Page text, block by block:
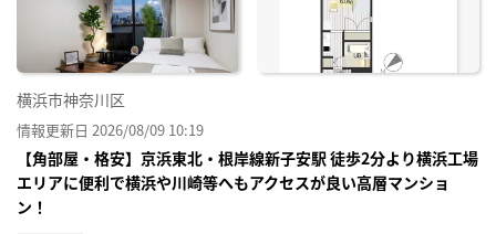
横浜市神奈川区
情報更新日 2026/08/09 10:19
【角部屋・格安】京浜東北・根岸線新子安駅 徒歩2分より横浜工場
エリアに便利で横浜や川崎等へもアクセスが良い高層マンショ
ン！